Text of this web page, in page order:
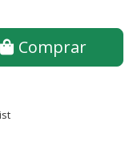
Comprar